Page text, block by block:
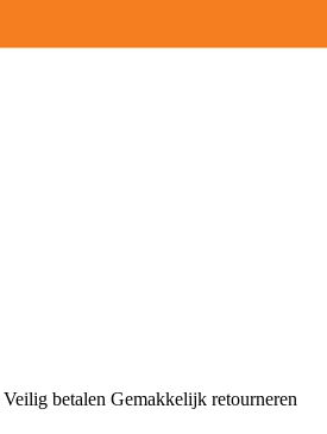
Veilig betalen Gemakkelijk retourneren